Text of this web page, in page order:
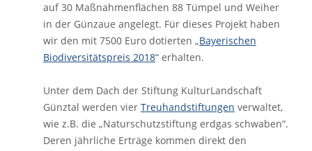
auf 30 Maßnahmenflächen 88 Tümpel und Weiher
in der Günzaue angelegt. Für dieses Projekt haben
wir den mit 7500 Euro dotierten „Bayerischen
Biodiversitätspreis 2018“ erhalten.
Unter dem Dach der Stiftung KulturLandschaft
Günztal werden vier Treuhandstiftungen verwaltet,
wie z.B. die „Naturschutzstiftung erdgas schwaben“.
Deren jährliche Erträge kommen direkt den